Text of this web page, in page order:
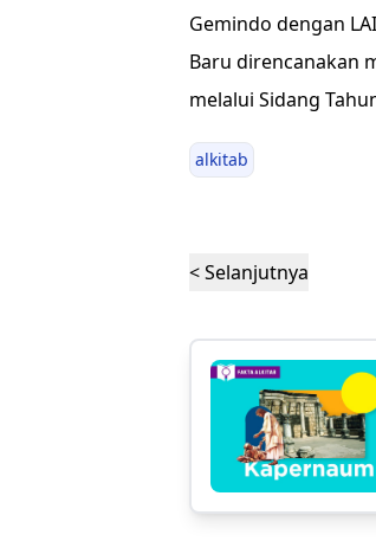
Gemindo dengan
Baru direncanakan
melalui Sidang
alkitab
< Selanjutnya